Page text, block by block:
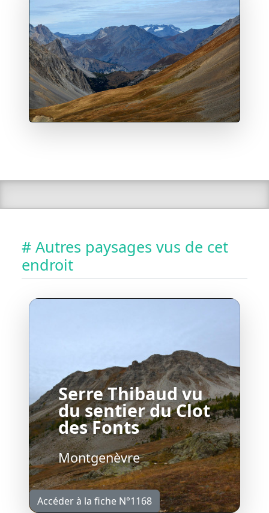
# Autres paysages vus de cet
endroit
Serre Thibaud vu
du sentier du Clot
des Fonts
Montgenèvre
Accéder à la fiche N°1168